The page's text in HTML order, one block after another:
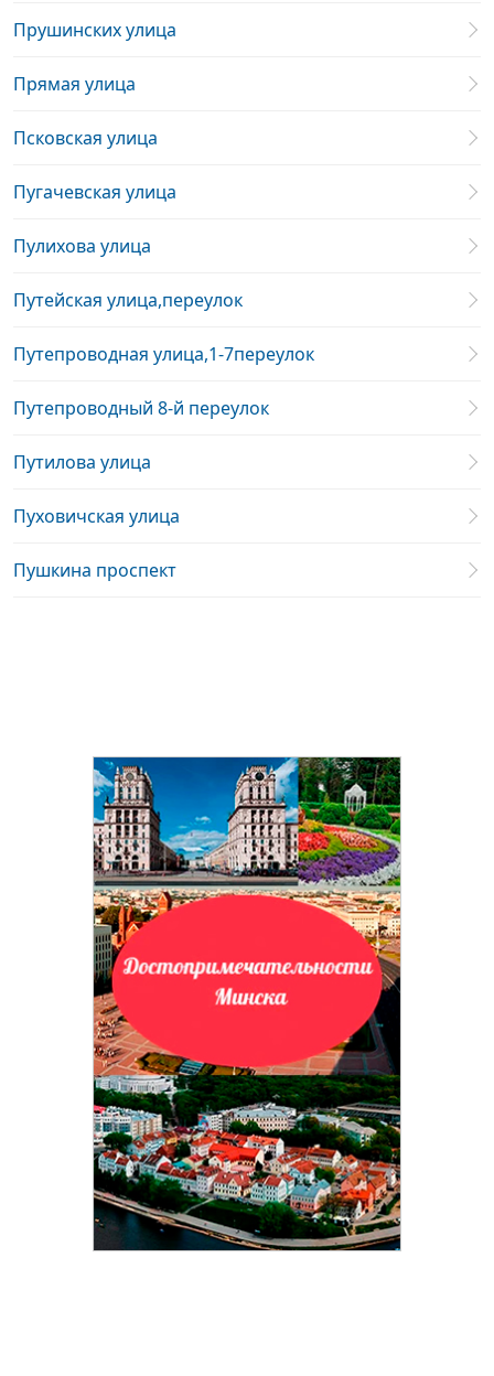
Прушинских улица
Прямая улица
Псковская улица
Пугачевская улица
Пулихова улица
Путейская улица,переулок
Путепроводная улица,1-7переулок
Путепроводный 8-й переулок
Путилова улица
Пуховичская улица
Пушкина проспект